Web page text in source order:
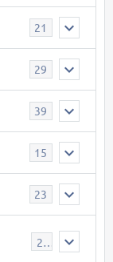
21
29
39
15
23
22